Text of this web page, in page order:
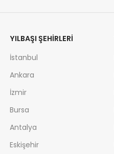
YILBAŞI ŞEHIRLERI
İstanbul
Ankara
İzmir
Bursa
Antalya
Eskişehir